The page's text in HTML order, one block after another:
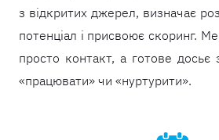
з відкритих джерел, визначає
потенціал і присвоює скоринг.
просто контакт, а готове
«працювати» чи «нуртурити».